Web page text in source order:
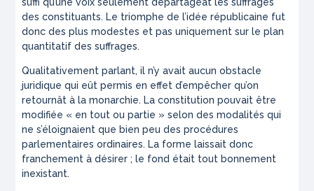
des constituants. Le triomphe de l’idée républicaine fut
donc des plus modestes et pas uniquement sur le plan
quantitatif des suffrages.
Qualitativement parlant, il n’y avait aucun obstacle
juridique qui eût permis en effet d’empêcher qu’on
retournât à la monarchie. La constitution pouvait être
modifiée « en tout ou partie » selon des modalités qui
ne s’éloignaient que bien peu des procédures
parlementaires ordinaires. La forme laissait donc
franchement à désirer ; le fond était tout bonnement
inexistant.